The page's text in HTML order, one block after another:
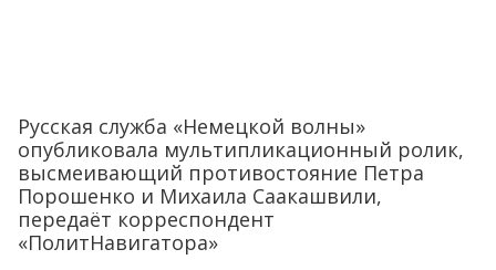
Русская служба «Немецкой волны»
опубликовала мультипликационный ролик,
высмеивающий противостояние Петра
Порошенко и Михаила Саакашвили,
передаёт корреспондент
«ПолитНавигатора»